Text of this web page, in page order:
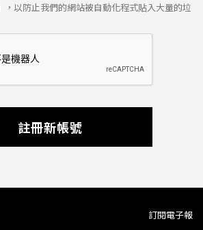
，以防止我們的網站被自動化程式貼入大量的垃
註冊新帳號
訂閱電子報